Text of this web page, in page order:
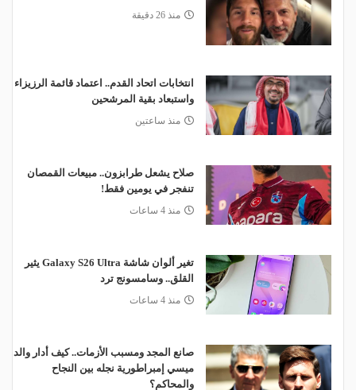
منذ 26 دقيقة
انتخابات اتحاد القدم.. اعتماد قائمة الرزيزاء
واستبعاد بقية المرشحين
منذ ساعتين
صلاح يشعل طرابزون.. مبيعات القمصان
تنفجر في يومين فقط!
منذ 4 ساعات
تغير ألوان شاشة Galaxy S26 Ultra يثير
القلق.. وسامسونج ترد
منذ 4 ساعات
صانع المجد ومسبب الأزمات.. كيف أدار والد
ميسي إمبراطورية نجله بين النجاح
والمحاكم؟